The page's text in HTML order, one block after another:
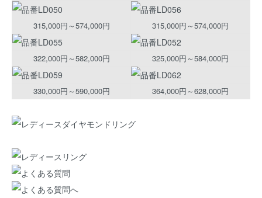
315,000円～574,000円 315,000円～574,000円
322,000円～582,000円 325,000円～584,000円
330,000円～590,000円 364,000円～628,000円